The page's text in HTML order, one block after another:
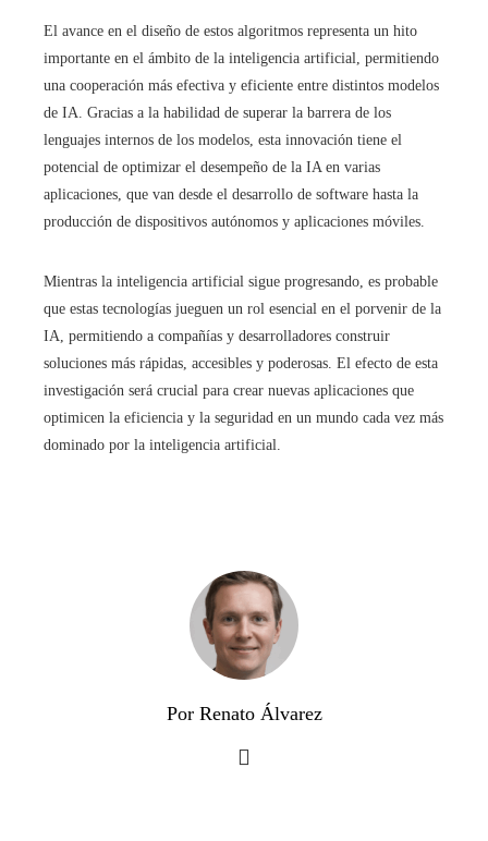
El avance en el diseño de estos algoritmos representa un hito
importante en el ámbito de la inteligencia artificial, permitiendo
una cooperación más efectiva y eficiente entre distintos modelos
de IA. Gracias a la habilidad de superar la barrera de los
lenguajes internos de los modelos, esta innovación tiene el
potencial de optimizar el desempeño de la IA en varias
aplicaciones, que van desde el desarrollo de software hasta la
producción de dispositivos autónomos y aplicaciones móviles.
Mientras la inteligencia artificial sigue progresando, es probable
que estas tecnologías jueguen un rol esencial en el porvenir de la
IA, permitiendo a compañías y desarrolladores construir
soluciones más rápidas, accesibles y poderosas. El efecto de esta
investigación será crucial para crear nuevas aplicaciones que
optimicen la eficiencia y la seguridad en un mundo cada vez más
dominado por la inteligencia artificial.
Por Renato Álvarez